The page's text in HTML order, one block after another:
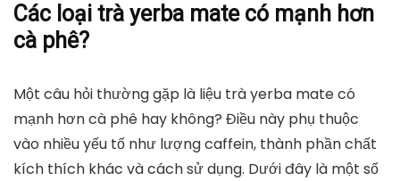
Các loại trà yerba mate có mạnh hơn
cà phê?
Một câu hỏi thường gặp là liệu trà yerba mate có
mạnh hơn cà phê hay không? Điều này phụ thuộc
vào nhiều yếu tố như lượng caffein, thành phần chất
kích thích khác và cách sử dụng. Dưới đây là một số